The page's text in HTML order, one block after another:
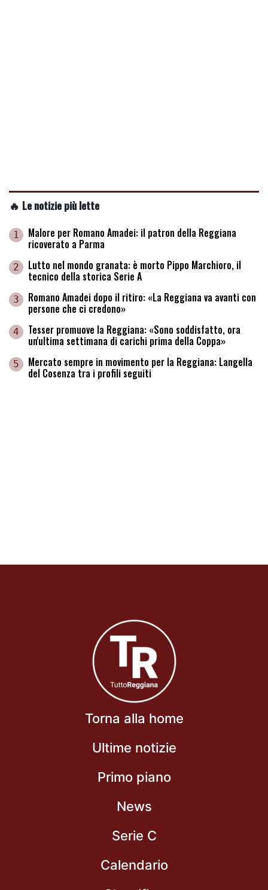
🔥 Le notizie più lette
1 Malore per Romano Amadei: il patron della Reggiana
ricoverato a Parma
2 Lutto nel mondo granata: è morto Pippo Marchioro, il
tecnico della storica Serie A
3 Romano Amadei dopo il ritiro: «La Reggiana va avanti con
persone che ci credono»
4 Tesser promuove la Reggiana: «Sono soddisfatto, ora
un'ultima settimana di carichi prima della Coppa»
5 Mercato sempre in movimento per la Reggiana: Langella
del Cosenza tra i profili seguiti
Torna alla home
Ultime notizie
Primo piano
News
Serie C
Calendario